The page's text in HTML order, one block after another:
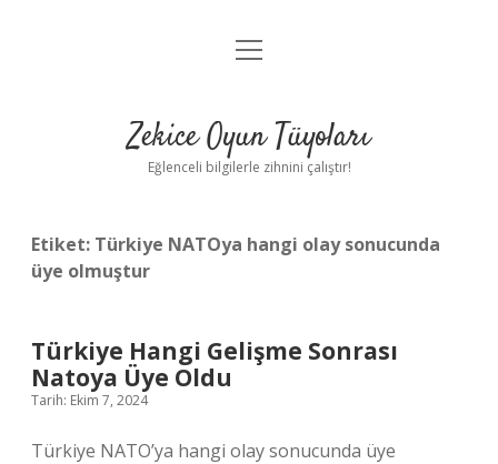
Anasayfa
Yasal Uyarı
menüyü
Zekice Oyun Tüyoları
Eğlenceli bilgilerle zihnini çalıştır!
Etiket: Türkiye NATOya hangi olay sonucunda
üye olmuştur
Türkiye Hangi Gelişme Sonrası
Natoya Üye Oldu
Tarih: Ekim 7, 2024
Türkiye NATO’ya hangi olay sonucunda üye